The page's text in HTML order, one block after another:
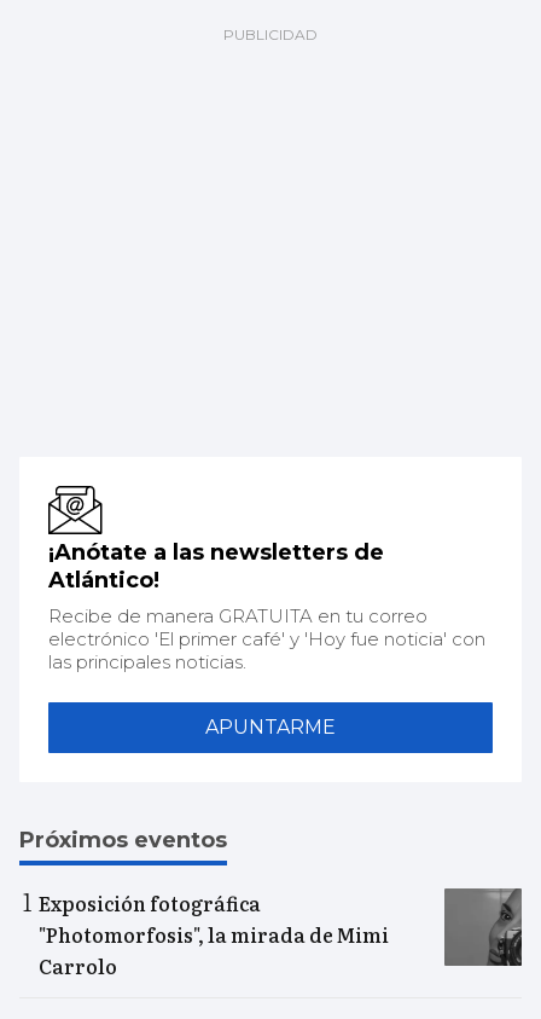
¡Anótate a las newsletters de
Atlántico!
Recibe de manera GRATUITA en tu correo
electrónico 'El primer café' y 'Hoy fue noticia' con
las principales noticias.
APUNTARME
Próximos eventos
Exposición fotográfica
"Photomorfosis", la mirada de Mimi
Carrolo